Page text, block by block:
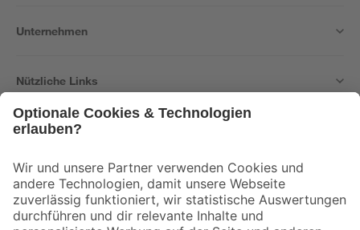
Unternehmen
Nützliche Links
Der toom Newsletter: Keine Angebote und Aktionen mehr verpassen!
Zur Newsletter Anmeldung